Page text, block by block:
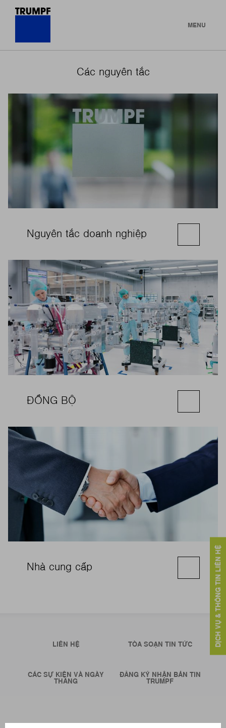
MENU
Các nguyên tắc
Nguyên tắc doanh nghiệp
ĐỒNG BỘ
Nhà cung cấp DỊCH VỤ & THÔNG TIN LIÊN HỆ
LIÊN HỆ TÒA SOẠN TIN TỨC
CÁC SỰ KIỆN VÀ NGÀY
THÁNG
ĐĂNG KÝ NHẬN BẢN TIN
TRUMPF